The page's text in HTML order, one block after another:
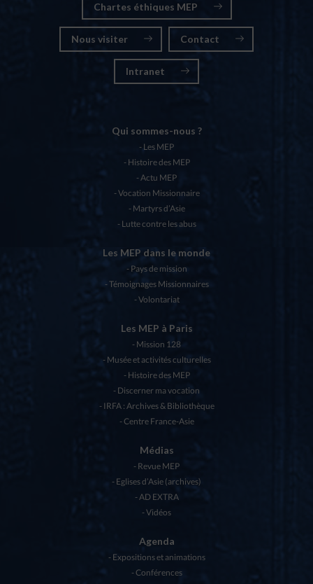
Chartes éthiques MEP
Nous visiter Contact
Intranet
Qui sommes-nous ?
Les MEP
Histoire des MEP
Actu MEP
Vocation Missionnaire
Martyrs d’Asie
Lutte contre les abus
Les MEP dans le monde
Pays de mission
Témoignages Missionnaires
Volontariat
Les MEP à Paris
Mission 128
Musée et activités culturelles
Histoire des MEP
Discerner ma vocation
IRFA : Archives & Bibliothèque
Centre France-Asie
Médias
Revue MEP
Eglises d’Asie (archives)
AD EXTRA
Vidéos
Agenda
Expositions et animations
Conférences